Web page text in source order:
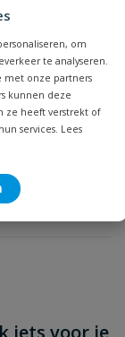
om
te analyseren.
met onze partners
kunnen deze
ze heeft verstrekt of
services. Lees
iets voor je